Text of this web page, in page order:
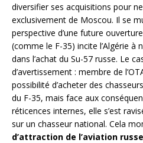
diversifier ses acquisitions pour
exclusivement de Moscou. Il se
perspective d’une future
(comme le F-35) incite l’Algérie à
dans l’achat du Su-57 russe. Le
d’avertissement : membre de
possibilité d’acheter des
du F-35, mais face aux
réticences internes, elle s’est
sur un chasseur national. Cela
d’attraction de l’aviation